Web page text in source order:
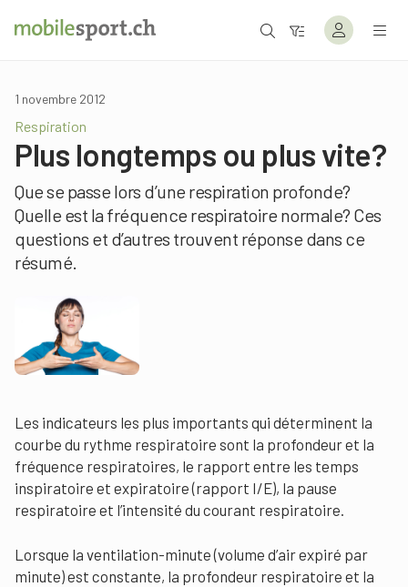
1 novembre 2012
Respiration
Plus longtemps ou plus vite?
Que se passe lors d’une respiration profonde?
Quelle est la fréquence respiratoire normale? Ces
questions et d’autres trouvent réponse dans ce
résumé.
Les indicateurs les plus importants qui déterminent la
courbe du rythme respiratoire sont la profondeur et la
fréquence respiratoires, le rapport entre les temps
inspiratoire et expiratoire (rapport I/E), la pause
respiratoire et l’intensité du courant respiratoire.
Lorsque la ventilation-minute (volume d’air expiré par
minute) est constante, la profondeur respiratoire et la